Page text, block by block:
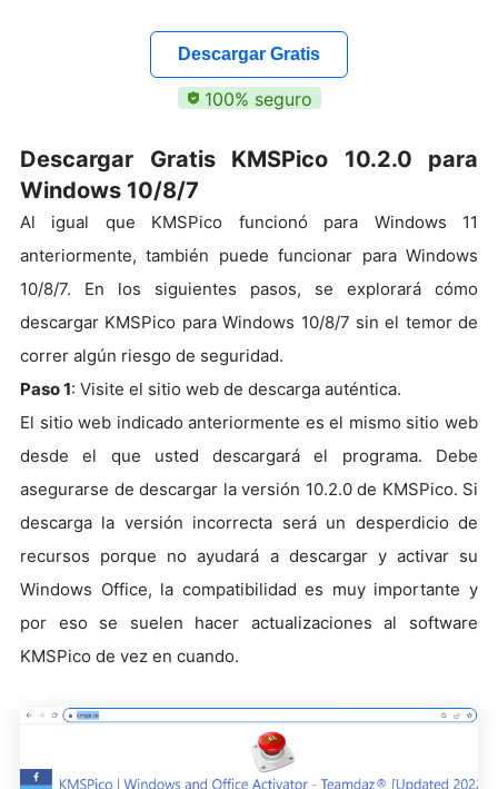
Descargar Gratis
100% seguro
Descargar Gratis KMSPico 10.2.0 para
Windows 10/8/7
Al igual que KMSPico funcionó para Windows 11
anteriormente, también puede funcionar para Windows
10/8/7. En los siguientes pasos, se explorará cómo
descargar KMSPico para Windows 10/8/7 sin el temor de
correr algún riesgo de seguridad.
Paso 1: Visite el sitio web de descarga auténtica.
El sitio web indicado anteriormente es el mismo sitio web
desde el que usted descargará el programa. Debe
asegurarse de descargar la versión 10.2.0 de KMSPico. Si
descarga la versión incorrecta será un desperdicio de
recursos porque no ayudará a descargar y activar su
Windows Office, la compatibilidad es muy importante y
por eso se suelen hacer actualizaciones al software
KMSPico de vez en cuando.